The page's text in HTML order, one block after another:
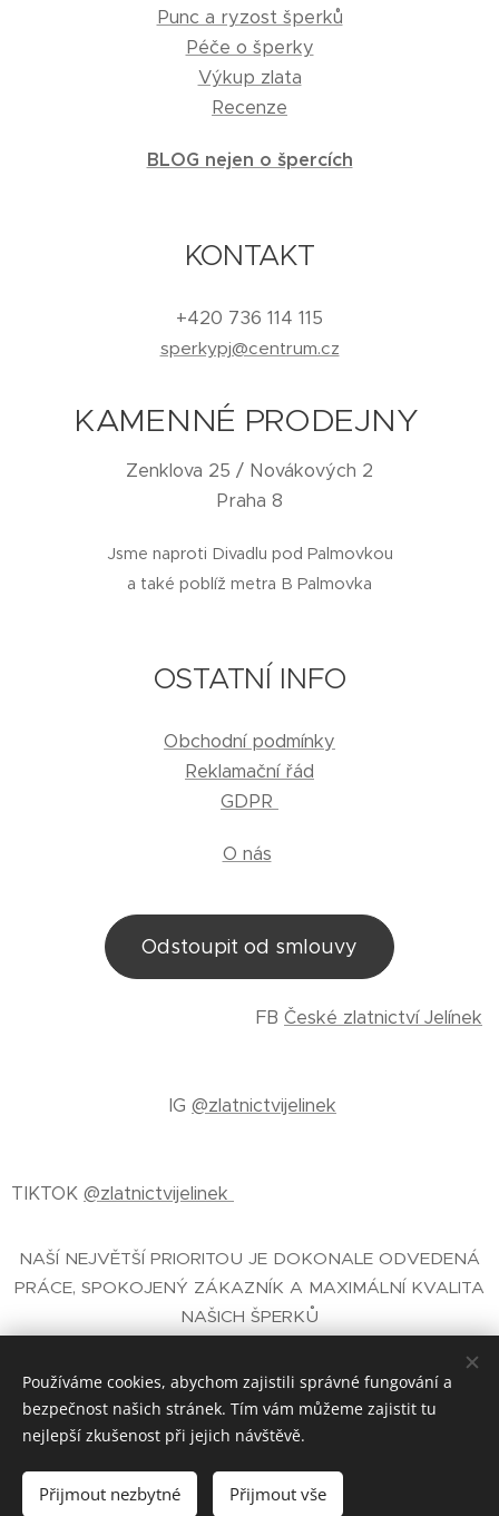
Punc a ryzost šperků
Péče o šperky
Výkup zlata
Recenze
BLOG nejen o špercích
KONTAKT
+420 736 114 115
sperkypj@centrum.cz
KAMENNÉ PRODEJNY
Zenklova 25 / Novákových 2
Praha 8
Jsme naproti Divadlu pod Palmovkou
a také poblíž metra B Palmovka
OSTATNÍ INFO
Obchodní podmínky
Reklamační řád
GDPR
O nás
Odstoupit od smlouvy
FB České zlatnictví Jelínek
IG @zlatnictvijelinek
TIKTOK @zlatnictvijelinek
NAŠÍ NEJVĚTŠÍ PRIORITOU JE DOKONALE ODVEDENÁ
PRÁCE, SPOKOJENÝ ZÁKAZNÍK A MAXIMÁLNÍ KVALITA
NAŠICH ŠPERKŮ
JELÍNEK®
České zlatnictví Jelínek® zal. 1930 Praha
Používáme cookies, abychom zajistili správné fungování a
bezpečnost našich stránek. Tím vám můžeme zajistit tu
nejlepší zkušenost při jejich návštěvě.
Přijmout nezbytné Přijmout vše